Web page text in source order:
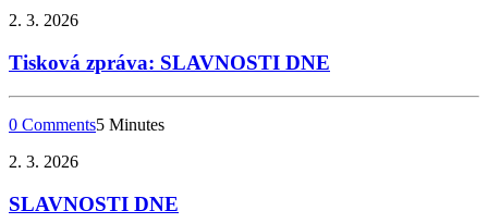
2. 3. 2026
Tisková zpráva: SLAVNOSTI DNE
0 Comments5 Minutes
2. 3. 2026
SLAVNOSTI DNE